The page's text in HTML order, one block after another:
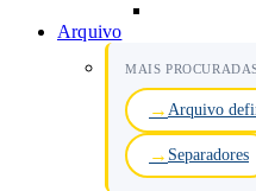
Arquivo
MAIS
Arquivo
Separadores